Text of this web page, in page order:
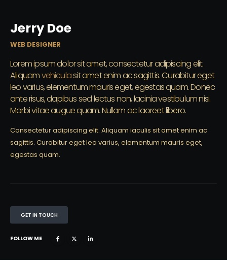
Jerry Doe
WEB DESIGNER
Lorem ipsum dolor sit amet, consectetur adipiscing elit.
Aliquamvehiculasit amet enim ac sagittis. Curabitur eget
leo varius, elementum mauris eget, egestas quam. Donec
ante risus, dapibus sed lectus non, lacinia vestibulum nisi.
Morbi vitae augue quam. Nullam ac laoreet libero.
Consectetur adipiscing elit. Aliquam iaculis sit amet enim ac
sagittis. Curabitur eget leo varius, elementum mauris eget,
egestas quam.
GET IN TOUCH
FOLLOW ME